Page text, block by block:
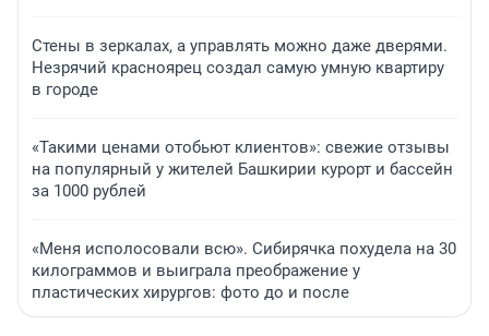
Стены в зеркалах, а управлять можно даже дверями.
Незрячий красноярец создал самую умную квартиру
в городе
«Такими ценами отобьют клиентов»: свежие отзывы
на популярный у жителей Башкирии курорт и бассейн
за 1000 рублей
«Меня исполосовали всю». Сибирячка похудела на 30
килограммов и выиграла преображение у
пластических хирургов: фото до и после